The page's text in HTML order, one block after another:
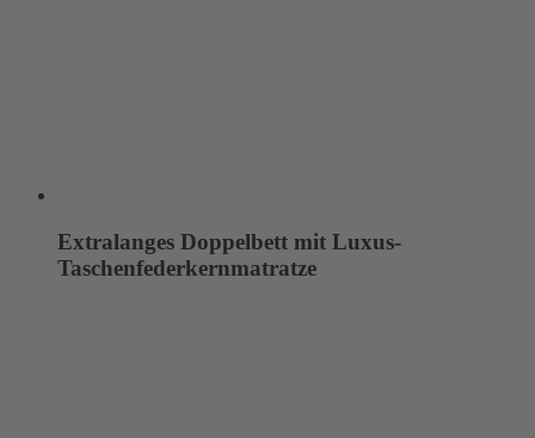
Extralanges Doppelbett mit Luxus-
Taschenfederkernmatratze